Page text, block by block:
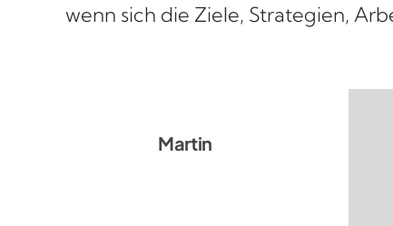
wenn sich die Ziele, Strategien,
Martin
Martin Schubert